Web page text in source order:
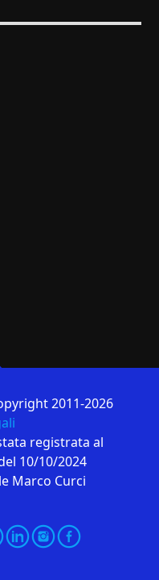
2011-2026
registrata al
10/10/2024
Marco Curci